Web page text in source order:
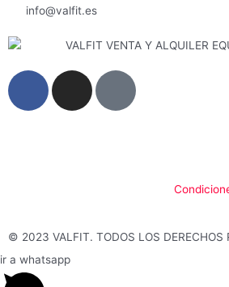
info@valfit.es
F
-
f
I
m
G
© 2023 VALFIT. TODOS LOS DERECHOS
ir a whatsapp